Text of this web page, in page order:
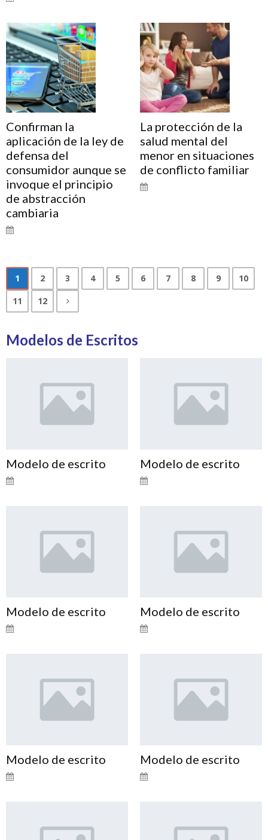
Confirman la
aplicación de la ley de
defensa del
consumidor aunque se
invoque el principio
de abstracción
cambiaria
La protección de la
salud mental del
menor en situaciones
de conflicto familiar
1 2 3 4 5 6 7 8 9
10
11
12
Modelos de Escritos
Modelo de escrito Modelo de escrito
Modelo de escrito Modelo de escrito
Modelo de escrito Modelo de escrito